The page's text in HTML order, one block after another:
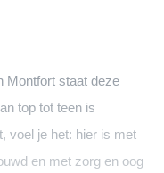
Montfort staat deze
top tot teen is
voel je het: hier is met
en met zorg en oog